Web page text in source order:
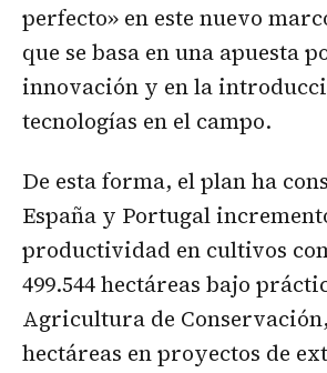
perfecto» en este nuevo
que se basa en una apuesta
innovación y en la
tecnologías en el campo.
De esta forma, el plan ha
España y Portugal
productividad en cultivos
499.544 hectáreas bajo
Agricultura de Conservación,
hectáreas en proyectos de